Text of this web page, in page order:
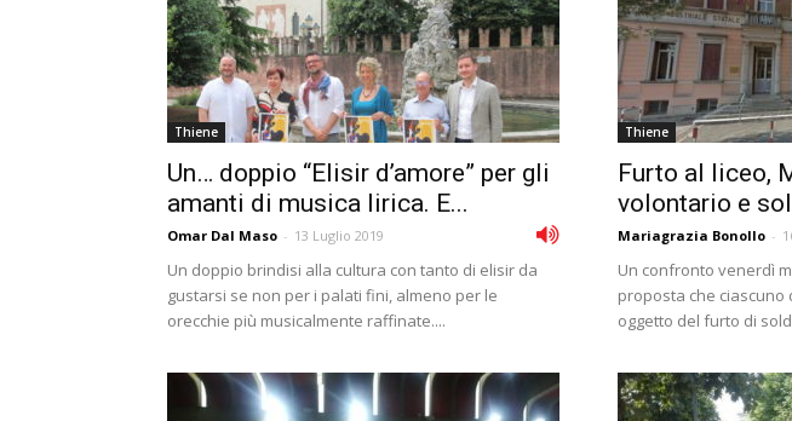
Thiene
Un… doppio “Elisir d’amore” per gli
amanti di musica lirica. E...
Omar Dal Maso - 13 Luglio 2019
Un doppio brindisi alla cultura con tanto di elisir da
gustarsi se non per i palati fini, almeno per le
orecchie più musicalmente raffinate....
Thiene
Furto al liceo,
volontario e
Mariagrazia Bonollo -
Un confronto venerdì
proposta che
oggetto del furto di